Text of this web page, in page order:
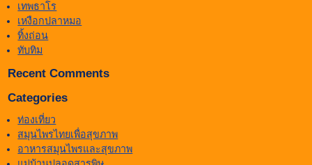
เทพธาโร
เหงือกปลาหมอ
ทิ้งถ่อน
ทับทิม
Recent Comments
Categories
ท่องเที่ยว
สมุนไพรไทยเพื่อสุขภาพ
อาหารสมุนไพรและสุขภาพ